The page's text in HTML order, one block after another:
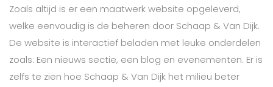
Zoals altijd is er een maatwerk website opgeleverd,
welke eenvoudig is de beheren door Schaap & Van Dijk.
De website is interactief beladen met leuke onderdelen
zoals: Een nieuws sectie, een blog en evenementen. Er is
zelfs te zien hoe Schaap & Van Dijk het milieu beter